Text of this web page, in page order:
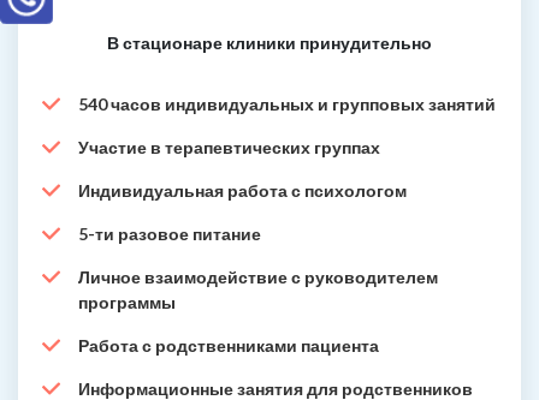
В стационаре клиники принудительно
540 часов индивидуальных и групповых занятий
Участие в терапевтических группах
Индивидуальная работа с психологом
5-ти разовое питание
Личное взаимодействие с руководителем
программы
Работа с родственниками пациента
Информационные занятия для родственников